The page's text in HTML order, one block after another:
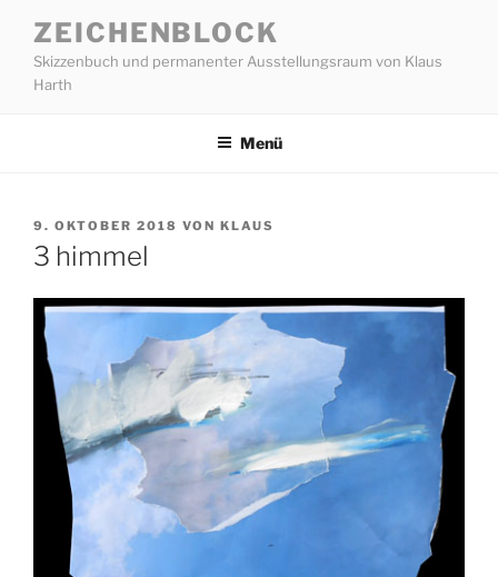
Inhalt
springen
ZEICHENBLOCK
Skizzenbuch und permanenter Ausstellungsraum von Klaus
Harth
Menü
VERÖFFENTLICHT
AM
9. OKTOBER 2018 VON KLAUS
3 himmel